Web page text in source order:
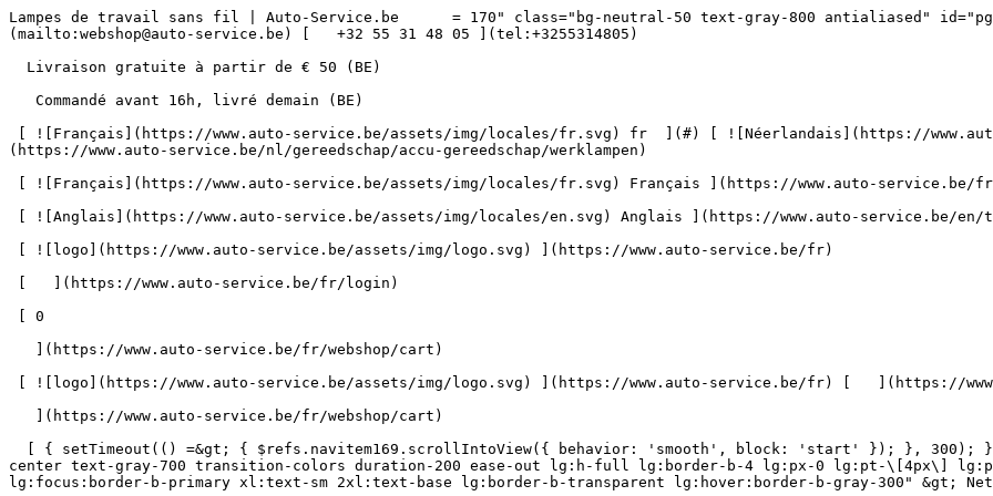
Lampes de travail sans fil | Auto-Service.be      = 170" class="bg-neutral-50 text-gray-800 antialiased" id="pg-466" &gt;   [    webshop@auto-service.be ](mailto:webshop@auto-service.be) [   +32 55 31 48 05 ](tel:+3255314805) 

  Livraison gratuite à partir de € 50 (BE) 

   Commandé avant 16h, livré demain (BE) 

 [ ![Français](https://www.auto-service.be/assets/img/locales/fr.svg) fr  ](#) [ ![Néerlandais](https://www.auto-service.be/assets/img/locales/nl.svg) Néerlandais ](https://www.auto-service.be/nl/gereedschap/accu-gereedschap/werklampen) 

 [ ![Français](https://www.auto-service.be/assets/img/locales/fr.svg) Français ](https://www.auto-service.be/fr/outils/outils-a-piles/lampes-de-travail) 

 [ ![Anglais](https://www.auto-service.be/assets/img/locales/en.svg) Anglais ](https://www.auto-service.be/en/tools/battery-powered-tools/work-lights) 

 [ ![logo](https://www.auto-service.be/assets/img/logo.svg) ](https://www.auto-service.be/fr) 

 [   ](https://www.auto-service.be/fr/login) 

 [ 0 

   ](https://www.auto-service.be/fr/webshop/cart)

 [ ![logo](https://www.auto-service.be/assets/img/logo.svg) ](https://www.auto-service.be/fr) [   ](https://www.auto-service.be/fr/login)     [ 0 

   ](https://www.auto-service.be/fr/webshop/cart)

  [ { setTimeout(() =&gt; { $refs.navitem169.scrollIntoView({ behavior: 'smooth', block: 'start' }); }, 300); }); }" class="relative z-30 flex items-center p-4 text-center text-gray-700 transition-colors duration-200 ease-out lg:h-full lg:border-b-4 lg:px-0 lg:pt-\[4px\] lg:pb-0 lg:text-xs lg:font-medium lg:text-gray-800 lg:focus:border-b-primary xl:text-sm 2xl:text-base lg:border-b-transparent lg:hover:border-b-gray-300" &gt; Nettoyage de voitures      

 ](https://www.auto-service.be/fr/nettoyage-de-voitures) **Nettoyage de voitures** 

 [    ![Extérieur](https://www.auto-service.be/assets/media/30740/conversions/exterieur-navthumb.jpg)  

 Extérieur 

 ](https://www.auto-service.be/fr/nettoyage-de-voitures/exterieur) [    ![Shampooing auto](https://www.auto-service.be/assets/media/30734/conversions/autoshampoo-navthumb.jpg)  

 Shampooing auto 

 ](https://www.auto-service.be/fr/nettoyage-de-voitures/shampooing-auto) [    ![Intérieur](https://www.auto-service.be/assets/media/30732/conversions/interieur-navthumb.jpg)  

 Intérieur 

 ](https://www.auto-service.be/fr/nettoyage-de-voitures/interieur) [    ![Sellerie cuir](https://www.auto-service.be/assets/media/30721/conversions/lederen-bekleding-navthumb.jpg)  

 Sellerie cuir 

 ](https://www.auto-service.be/fr/nettoyage-de-voitures/sellerie-cuir) [    ![Jantes et pneus](https://www.auto-service.be/assets/media/30719/conversions/velgen-banden-navthumb.jpg)  

 Jantes et pneus 

 ](https://www.auto-service.be/fr/nettoyage-de-voitures/jantes-et-pneus) [    ![Polissage](https://www.auto-service.be/assets/media/30717/conversions/polijsten-navthumb.jpg)  

 Polissage 

 ](https://www.auto-service.be/fr/nettoyage-de-voitures/polissage) [    ![Vitres](https://www.auto-service.be/assets/media/30715/conversions/ruiten-navthumb.jpg)  

 Vitres 

 ](https://www.auto-service.be/fr/nettoyage-de-voitures/vitres) [    ![Cire et protection](https://www.auto-service.be/assets/media/30713/conversions/wax-protect-navthumb.jpg)  

 Cire et protection 

 ](https://www.auto-service.be/fr/nettoyage-de-voitures/cire-et-protection) [    ![Traitement anti-rayures](https://www.auto-service.be/assets/media/30711/conversions/krasbehandeling-navthumb.jpg)  

 Traitement anti-rayures 

 ](https://www.auto-service.be/fr/nettoyage-de-voitures/traitement-anti-rayures) [    ![Accessoires](https://www.auto-service.be/assets/media/30709/conversions/toebehoren-navthumb.jpg)  

 Accessoires 

 ](https://www.auto-service.be/fr/nettoyage-de-voitures/accessoires) [    ![Kits](https://www.auto-service.be/assets/media/30668/conversions/kits-navthumb.jpg)  

 Kits 

 ](https://www.auto-service.be/fr/nettoyage-de-voitures/kits) 

 [ { setTimeout(() =&gt; { $refs.navitem260.scrollIntoView({ behavior: 'smooth', block: 'start' }); }, 300); }); }" class="relative z-30 flex items-center p-4 text-center text-gray-700 transition-colors duration-200 ease-out lg:h-full lg:border-b-4 lg:px-0 lg:pt-\[4px\] lg:pb-0 lg:text-xs lg:font-medium lg:text-gray-800 lg:focus:border-b-primary xl:text-sm 2xl:text-base lg:border-b-transparent lg:hover:border-b-gray-300" &gt; Bagages et transport      

 ](https://www.auto-service.be/fr/bagages-et-transport) **Bagages et transport** 

 [    ![Porte-vélos](https://www.auto-service.be/assets/media/25667/conversions/fietsendragers-navthumb.jpg)  

 Porte-vélos 

 ](https://www.auto-service.be/fr/bagages-et-transport/porte-velos) [    ![Coffres de toit](https://www.auto-service.be/assets/media/25666/conversions/dakkoffer-navthumb.jpg)  

 Coffres de toit 

 ](https://www.auto-service.be/fr/bagages-et-transport/coffres-de-toit) [    ![Porte-bagages de toit](https://www.auto-service.be/assets/media/25668/conversions/dakdrager-navthumb.jpg)  

 Porte-bagages de toit 

 ](https://www.auto-service.be/fr/bagages-et-transport/porte-bagages-de-toit) [    ![Accessoires de remorque](https://www.auto-service.be/assets/media/18910/conversions/aanhangwagen-accessoires-navthumb.jpg)  

 Accessoires de remorque 

 ](https://www.auto-service.be/fr/bagages-et-transport/accessoires-de-remorque) [    ![Éclairage de la remorque](https://www.auto-service.be/assets/media/18912/conversions/verlichting-aanhangwagen-navthumb.jpg)  

 Éclairage de la remorque 

 ](https://www.auto-service.be/fr/bagages-et-transport/eclairage-de-la-remorque) [    ![Feux de travail et feux de balisage](https://www.auto-service.be/assets/media/27547/conversions/werk-zwaailichten-navthumb.jpg)  

 Feux de travail et feux de balisage 

 ](https://www.auto-service.be/fr/bagages-et-transport/feux-de-travail-et-feux-de-balisage) [    ![Matériau des pneus](https://www.auto-service.be/assets/media/33955/conversions/bandenmateriaal-navthumb.jpg)  

 Matériau des pneus 

 ](https://www.auto-service.be/fr/bagages-et-transport/materiau-des-pneus) [    ![Coffres sur boule d'attelage](https://www.auto-service.be/assets/media/27537/conversions/trekhaak-koffers-navthumb.jpg)  

 Coffres sur boule d'attelage 

 ](https://www.auto-service.be/fr/bagages-et-transport/coffres-sur-boule-dattelage) [    ![Sécurité sur la route](https://www.auto-service.be/assets/media/28234/conversions/pech-onderweg-navthumb.jpg)  

 Sécurité sur la route 

 ](https://www.auto-service.be/fr/bagages-et-transport/securite-sur-la-route) 

 [ { setTimeout(() =&gt; { $refs.navitem350.scrollIntoView({ behavior: 'smooth', block: 'start' }); }, 300); }); }" class="relative z-30 flex items-center p-4 text-center text-gray-700 transition-colors duration-200 ease-out lg:h-full lg:border-b-4 lg:px-0 lg:pt-\[4px\] lg:pb-0 lg:text-xs lg:font-medium lg:text-gray-800 lg:focus:border-b-primary xl:text-sm 2xl:text-base lg:border-b-gray-700" &gt; Outils      

 ](https://www.auto-service.be/fr/outils) **Outils** 

 [    ![Outils à main](https://www.auto-service.be/assets/media/30666/conversions/handgereedschap-navthumb.jpg)  

 Outils à main 

 ](https://www.auto-service.be/fr/outils/outils-